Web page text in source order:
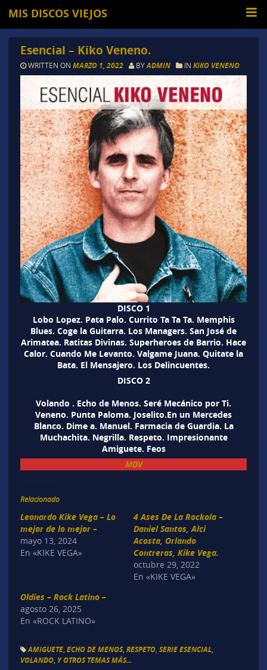
MIS DISCOS VIEJOS
Esencial – Kiko Veneno.
WRITTEN ON MARZO 1, 2022 BYADMIN IN KIKO VENENO
DISCO 1
Lobo Lopez. Pata Palo. Currito Ta Ta Ta. Memphis
Blues. Coge la Guitarra. Los Managers. San José de
Arimatea. Ratitas Divinas. Superheroes de Barrio. Hace
Calor. Cuando Me Levanto. Valgame Juana. Quitate la
Bata. El Mensajero. Los Delincuentes.
DISCO 2
Volando . Echo de Menos. Seré Mecánico por Ti.
Veneno. Punta Paloma. Joselito.En un Mercedes
Blanco. Dime a. Manuel. Farmacia de Guardia. La
Muchachita. Negrilla. Respeto. Impresionante
Amiguete. Feos
MDV
Relacionado
Leonardo Kike Vega – Lo
mejor de lo mejor –
mayo 13, 2024
En «KIKE VEGA»
4 Ases De La Rockola –
Daniel Santos, Alci
Acosta, Orlando
Contreras, Kike Vega.
octubre 29, 2022
En «KIKE VEGA»
Oldies – Rock Latino –
agosto 26, 2025
En «ROCK LATINO»
AMIGUETE, ECHO DE MENOS, RESPETO, SERIE ESENCIAL,
VOLANDO, Y OTROS TEMAS MÁS...